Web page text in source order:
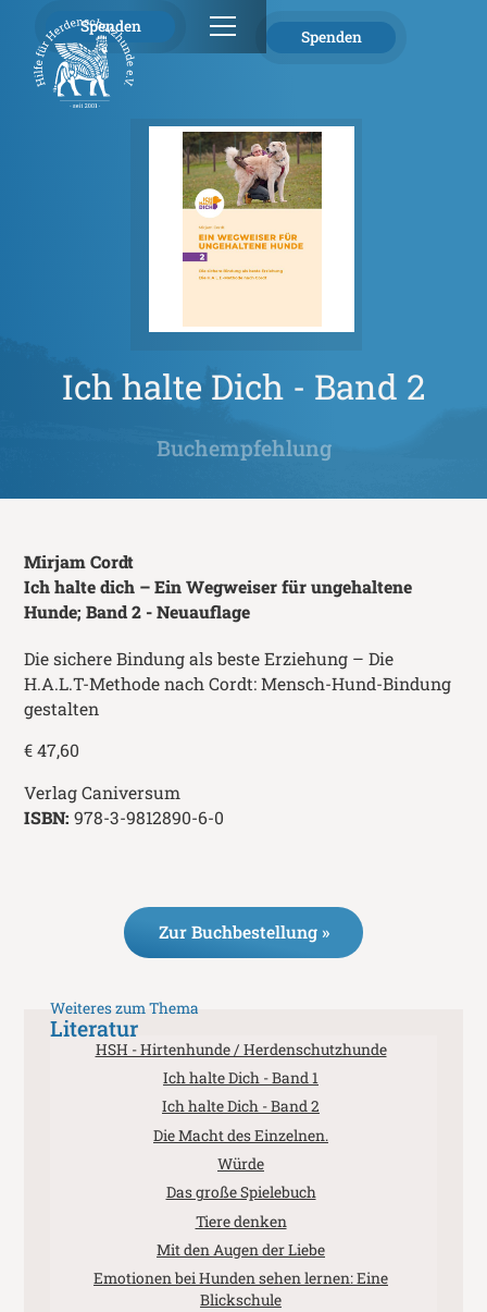
Spenden
Spenden
Ich halte Dich - Band 2
Buchempfehlung
Mirjam Cordt
Ich halte dich – Ein Wegweiser für ungehaltene
Hunde; Band 2 - Neuauflage
Die sichere Bindung als beste Erziehung – Die
H.A.L.T-Methode nach Cordt: Mensch-Hund-Bindung
gestalten
‍€ 47,60
Verlag Caniversum
ISBN:978-3-9812890-6-0
Zur Buchbestellung »
Weiteres zum Thema
Literatur
HSH - Hirtenhunde / Herdenschutzhunde
Ich halte Dich - Band 1
Ich halte Dich - Band 2
Die Macht des Einzelnen.
Würde
Das große Spielebuch
Tiere denken
Mit den Augen der Liebe
Emotionen bei Hunden sehen lernen: Eine
Blickschule